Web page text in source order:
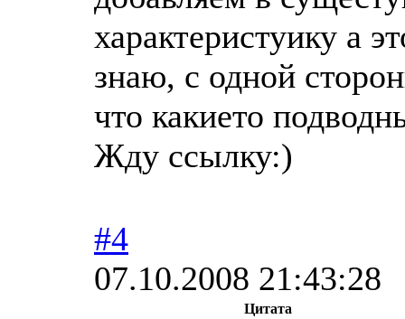
характеристуику а
знаю, с одной
что какието
Жду ссылку:)
#4
07.10.2008 21:43:28
Цитата